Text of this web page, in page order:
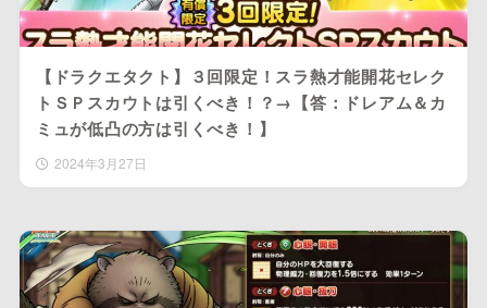
【ドラクエタクト】３回限定！スラ熱才能開花セレク
トＳＰスカウトは引くべき！？→【答：ドレアム＆カ
ミュが低凸の方は引くべき！】
2024年3月27日